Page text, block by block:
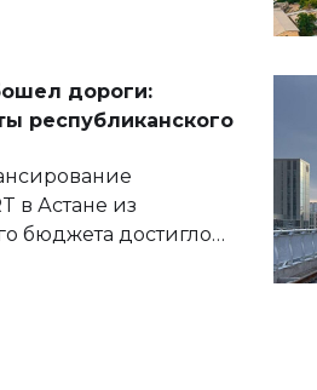
правовых актов и на
дороги:
республиканского
в Астане из
бюджета достигло